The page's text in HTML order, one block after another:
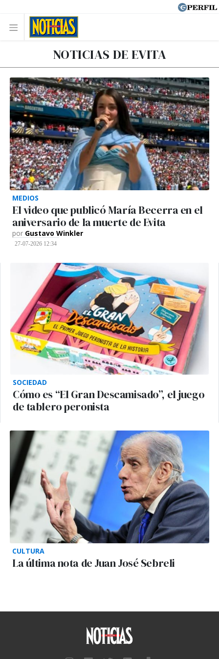
NOTICIAS DE EVITA
MEDIOS
El video que publicó María Becerra en el
aniversario de la muerte de Evita
por Gustavo Winkler
27-07-2026 12:34
SOCIEDAD
Cómo es “El Gran Descamisado”, el juego
de tablero peronista
CULTURA
La última nota de Juan José Sebreli